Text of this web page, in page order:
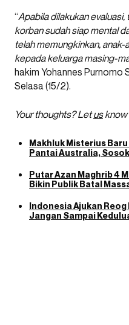
“Apabila dilakukan
korban sudah siap mental
telah memungkinkan,
kepada keluarga masing-
hakim Yohannes Purnomo
Selasa (15/2).
Your thoughts? Letusknow
Makhluk Misterius
Pantai Australia,
Putar Azan Maghrib 4
Bikin Publik Batal
Indonesia Ajukan Reog
Jangan Sampai